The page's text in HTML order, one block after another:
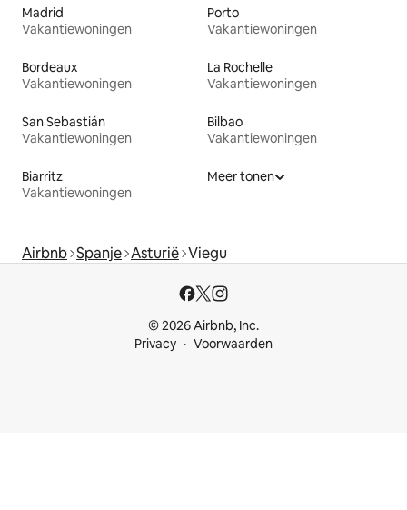
Madrid
Vakantiewoningen
Porto
Vakantiewoningen
Bordeaux
Vakantiewoningen
La Rochelle
Vakantiewoningen
San Sebastián
Vakantiewoningen
Bilbao
Vakantiewoningen
Biarritz
Vakantiewoningen
Meer tonen
Airbnb Spanje Asturië Viegu
© 2026 Airbnb, Inc.
Privacy
Voorwaarden